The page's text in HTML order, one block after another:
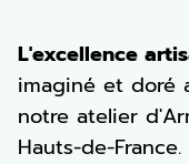
L'excellence
imaginé et doré
notre atelier
Hauts-de-France.